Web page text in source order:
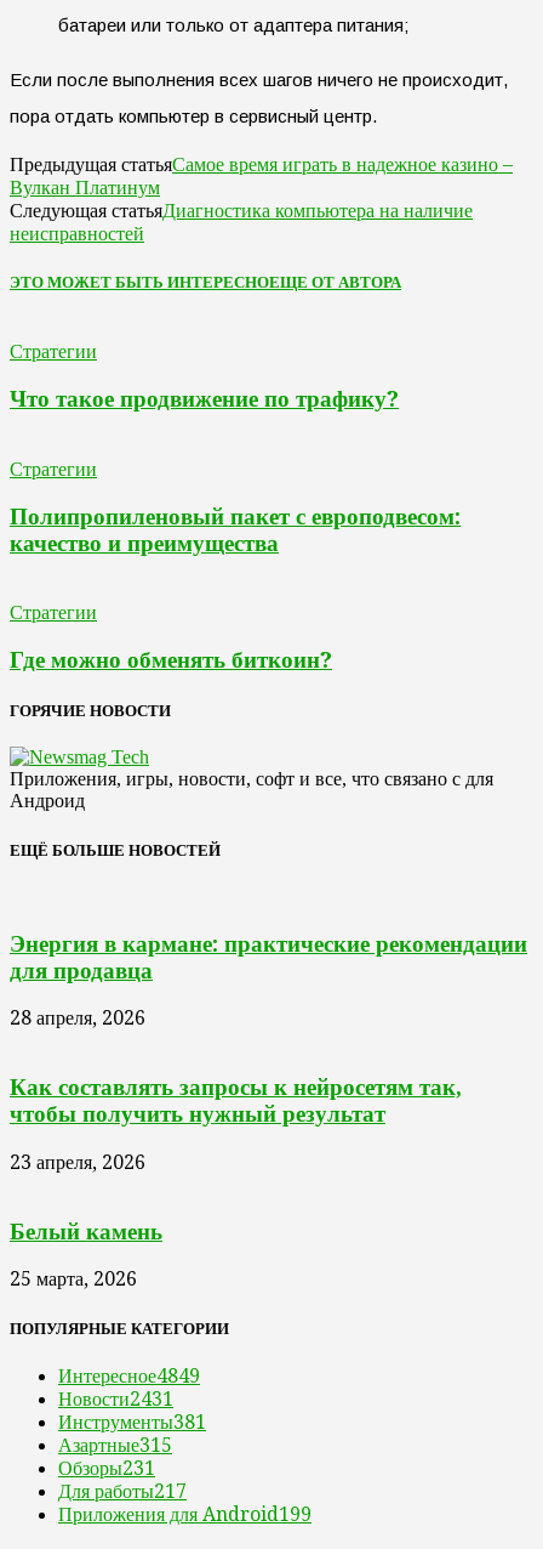
батареи или только от адаптера питания;
Если после выполнения всех шагов ничего не происходит,
пора отдать компьютер в сервисный центр.
Предыдущая статьяСамое время играть в надежное казино –
Вулкан Платинум
Следующая статьяДиагностика компьютера на наличие
неисправностей
ЭТО МОЖЕТ БЫТЬ ИНТЕРЕСНОЕЩЕ ОТ АВТОРА
Стратегии
Что такое продвижение по трафику?
Стратегии
Полипропиленовый пакет с европодвесом:
качество и преимущества
Стратегии
Где можно обменять биткоин?
ГОРЯЧИЕ НОВОСТИ
Приложения, игры, новости, софт и все, что связано с для
Андроид
ЕЩЁ БОЛЬШЕ НОВОСТЕЙ
Энергия в кармане: практические рекомендации
для продавца
28 апреля, 2026
Как составлять запросы к нейросетям так,
чтобы получить нужный результат
23 апреля, 2026
Белый камень
25 марта, 2026
ПОПУЛЯРНЫЕ КАТЕГОРИИ
Интересное4849
Новости2431
Инструменты381
Азартные315
Обзоры231
Для работы217
Приложения для Android199